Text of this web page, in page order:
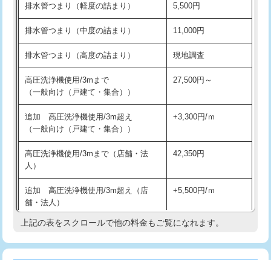
※給水管工事は20mmまでの価格です。
持込商品取付（浄水器・分岐水栓） 16,500円
給水管工事※（ホール加工) 16,500円
給水管工事※（バンド止め) 3,300円
給水管工事※（支持金具設置)
給水管工事※（保温材使用（バンド止
め込み）)
5,500円
給水管工事※（土の掘削・埋め戻し作
業)
11,000円
給水管工事※（塩ビ管（VP・HI）使
用/3ｍまで)
33,000円
給水管工事※（塩ビ管（VP・HI）使
+8,800円
排水管つまり（軽度の詰まり） 5,500円
排水管つまり（中度の詰まり） 11,000円
排水管つまり（高度の詰まり） 現地調査
高圧洗浄機使用/3mまで
（一般向け（戸建て・集合））
27,500円～
追加 高圧洗浄機使用/3m超え
（一般向け（戸建て・集合））
+3,300円/ｍ
高圧洗浄機使用/3mまで（店舗・法
人）
42,350円
追加 高圧洗浄機使用/3m超え（店
舗・法人）
+5,500円/ｍ
高度高圧洗浄換 現地調査
上記の表をスクロールで他の料金もご覧になれます。